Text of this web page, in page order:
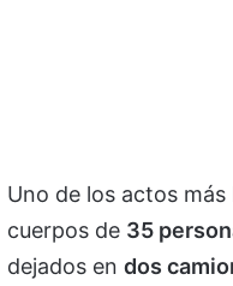
Uno de los actos
cuerpos de 35
dejados en dos